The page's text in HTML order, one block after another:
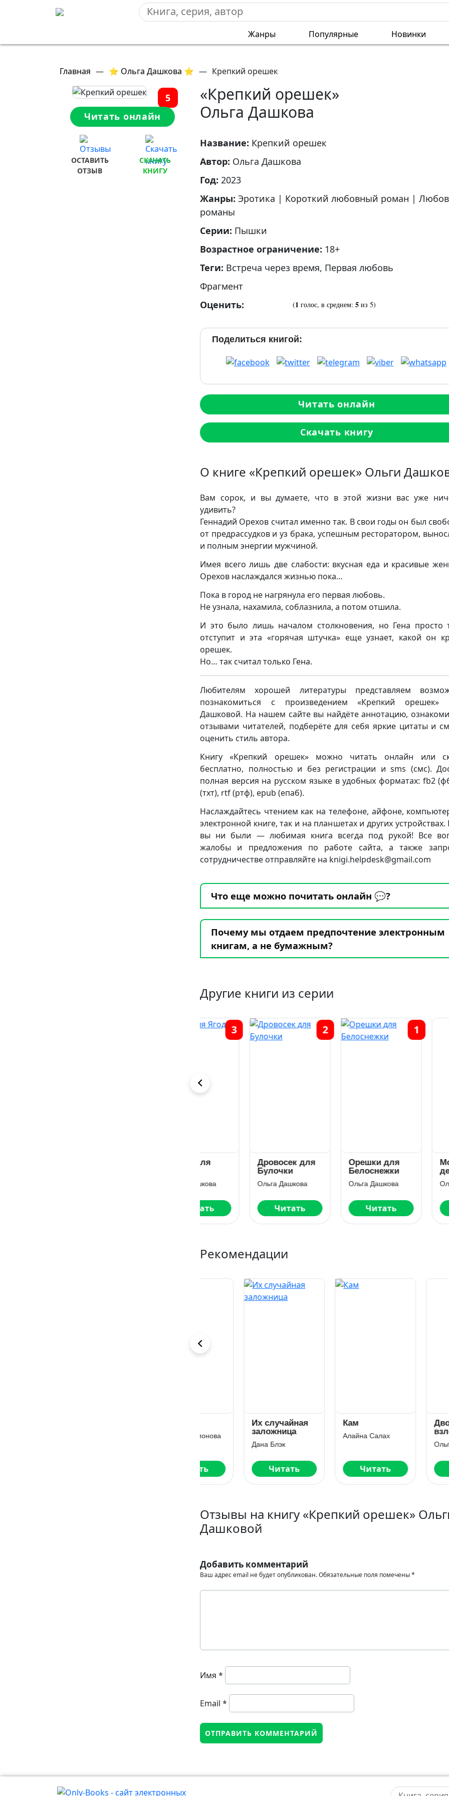
Жанры Популярные Новинки
Главная — ⭐ Ольга Дашкова ⭐ — Крепкий орешек
5
Читать онлайн
ОСТАВИТЬ
ОТЗЫВ
СКАЧАТЬ
КНИГУ
«Крепкий орешек»
Ольга Дашкова
Название: Крепкий орешек
Автор: Ольга Дашкова
Год: 2023
Жанры: Эротика | Короткий любовный роман |
романы
Серии: Пышки
Возрастное ограничение: 18+
Теги: Встреча через время, Первая любовь
Фрагмент
Оценить:
(1 голос, в среднем: 5 из 5)
Поделиться книгой:
Читать онлайн
Скачать книгу
О книге «Крепкий орешек» Ольги
Вам сорок, и вы думаете, что в этой жизни вас уже
удивить?
Геннадий Орехов считал именно так. В свои годы он был
от предрассудков и уз брака, успешным ресторатором,
и полным энергии мужчиной.
Имея всего лишь две слабости: вкусная еда и красивые
Орехов наслаждался жизнью пока…
Пока в город не нагрянула его первая любовь.
Не узнала, нахамила, соблазнила, а потом отшила.
И это было лишь началом столкновения, но Гена просто
отступит и эта «горячая штучка» еще узнает, какой он
орешек.
Но… так считал только Гена.
Любителям хорошей литературы представляем
познакомиться с произведением «Крепкий орешек»
Дашковой. На нашем сайте вы найдёте аннотацию,
отзывами читателей, подберёте для себя яркие цитаты и
оценить стиль автора.
Книгу «Крепкий орешек» можно читать онлайн или
бесплатно, полностью и без регистрации и sms (смс).
полная версия на русском языке в удобных форматах: fb2
(тхт), rtf (ртф), epub (епаб).
Наслаждайтесь чтением как на телефоне, айфоне,
электронной книге, так и на планшетах и других устройствах.
вы ни были — любимая книга всегда под рукой! Все
жалобы и предложения по работе сайта, а также
сотрудничестве отправляйте на knigi.helpdesk@gmail.com
Что еще можно почитать онлайн 💬?
Почему мы отдаем предпочтение электронным
книгам, а не бумажным?
Другие книги из серии
Дровосек для
Ольга Дашкова
Читать
2
Орешки для
Белоснежки
Ольга Дашкова
Читать
1
Молочная
девочка
Ольга Дашкова
Читать
Рекомендации
Их случайная
заложница
Читать
Кам
Алайна Салах
Читать
взлётная 2
Ольга Дашкова
Читать
Отзывы на книгу «Крепкий орешек»
Дашковой
Добавить комментарий
Ваш адрес email не будет опубликован.Обязательные поля помечены*
Имя *
Email *